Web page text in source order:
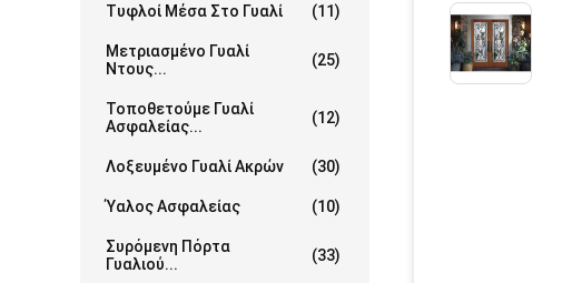
Τυφλοί Μέσα Στο Γυαλί (11)
Μετριασμένο Γυαλί
Ντους...
(25)
Τοποθετούμε Γυαλί
Ασφαλείας...
(12)
Λοξευμένο Γυαλί Ακρών (30)
Ύαλος Ασφαλείας (10)
Συρόμενη Πόρτα
Γυαλιού...
(33)